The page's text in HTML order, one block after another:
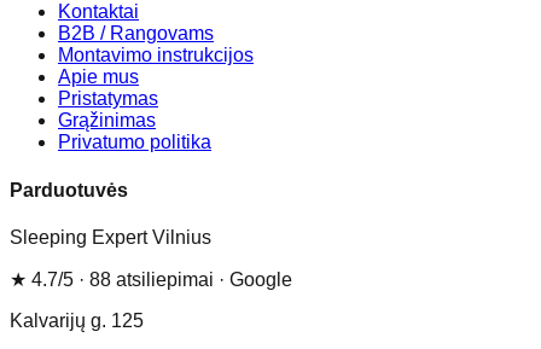
Kontaktai
B2B / Rangovams
Montavimo instrukcijos
Apie mus
Pristatymas
Grąžinimas
Privatumo politika
Parduotuvės
Sleeping Expert Vilnius
★ 4.7/5 · 88 atsiliepimai · Google
Kalvarijų g. 125